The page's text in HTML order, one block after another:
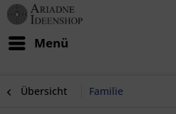
Menü
Übersicht Familie